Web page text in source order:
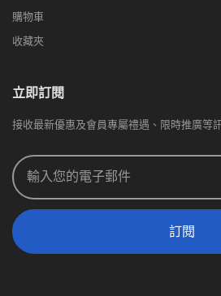
購物車
收藏夾
立即訂閱
接收最新優惠及會員專屬禮遇、限時推廣等
訂閱